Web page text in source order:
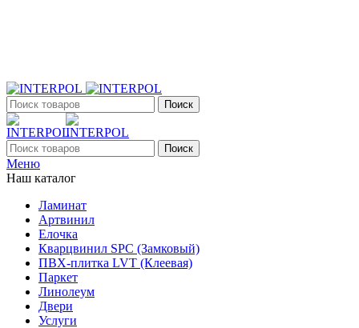
Поиск
Поиск
Меню
Наш каталог
Ламинат
Артвинил
Елочка
Кварцвинил SPC (Замковый)
ПВХ-плитка LVT (Клеевая)
Паркет
Линолеум
Двери
Услуги